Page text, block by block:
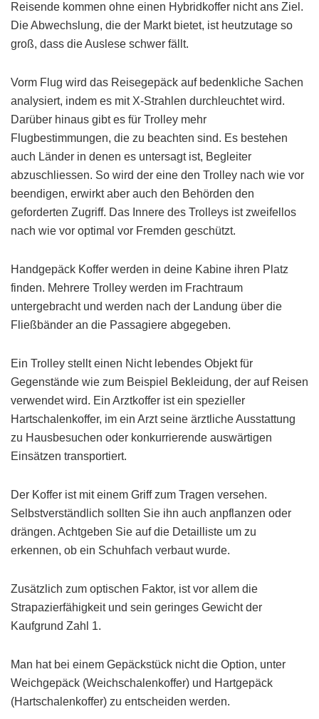
Reisende kommen ohne einen Hybridkoffer nicht ans Ziel.
Die Abwechslung, die der Markt bietet, ist heutzutage so
groß, dass die Auslese schwer fällt.
Vorm Flug wird das Reisegepäck auf bedenkliche Sachen
analysiert, indem es mit X-Strahlen durchleuchtet wird.
Darüber hinaus gibt es für Trolley mehr
Flugbestimmungen, die zu beachten sind. Es bestehen
auch Länder in denen es untersagt ist, Begleiter
abzuschliessen. So wird der eine den Trolley nach wie vor
beendigen, erwirkt aber auch den Behörden den
geforderten Zugriff. Das Innere des Trolleys ist zweifellos
nach wie vor optimal vor Fremden geschützt.
Handgepäck Koffer werden in deine Kabine ihren Platz
finden. Mehrere Trolley werden im Frachtraum
untergebracht und werden nach der Landung über die
Fließbänder an die Passagiere abgegeben.
Ein Trolley stellt einen Nicht lebendes Objekt für
Gegenstände wie zum Beispiel Bekleidung, der auf Reisen
verwendet wird. Ein Arztkoffer ist ein spezieller
Hartschalenkoffer, im ein Arzt seine ärztliche Ausstattung
zu Hausbesuchen oder konkurrierende auswärtigen
Einsätzen transportiert.
Der Koffer ist mit einem Griff zum Tragen versehen.
Selbstverständlich sollten Sie ihn auch anpflanzen oder
drängen. Achtgeben Sie auf die Detailliste um zu
erkennen, ob ein Schuhfach verbaut wurde.
Zusätzlich zum optischen Faktor, ist vor allem die
Strapazierfähigkeit und sein geringes Gewicht der
Kaufgrund Zahl 1.
Man hat bei einem Gepäckstück nicht die Option, unter
Weichgepäck (Weichschalenkoffer) und Hartgepäck
(Hartschalenkoffer) zu entscheiden werden.